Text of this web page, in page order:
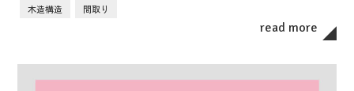
木造構造 間取り
read more